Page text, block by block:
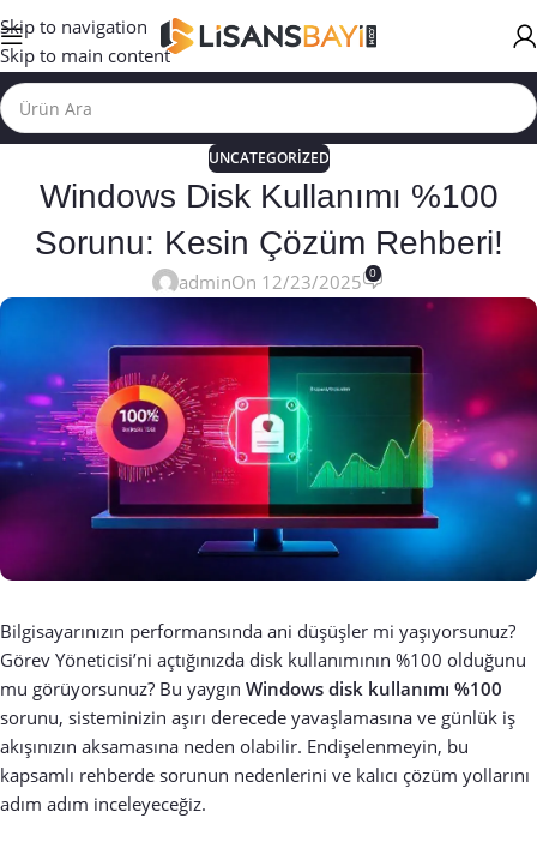
Skip to navigation
Skip to main content
UNCATEGORIZED
Windows Disk Kullanımı %100
Sorunu: Kesin Çözüm Rehberi!
adminOn 12/23/2025 0
Bilgisayarınızın performansında ani düşüşler mi yaşıyorsunuz?
Görev Yöneticisi’ni açtığınızda disk kullanımının %100 olduğunu
mu görüyorsunuz? Bu yaygın Windows disk kullanımı %100
sorunu, sisteminizin aşırı derecede yavaşlamasına ve günlük iş
akışınızın aksamasına neden olabilir. Endişelenmeyin, bu
kapsamlı rehberde sorunun nedenlerini ve kalıcı çözüm yollarını
adım adım inceleyeceğiz.